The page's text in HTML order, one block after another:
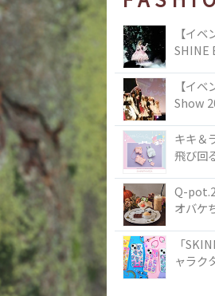
【イ
SHINE
TOKYO
【イ
Show
キキ＆
飛び回
50周年
たコレ
Q-
オバケ
ー」
ゃのオ
「
ャラク